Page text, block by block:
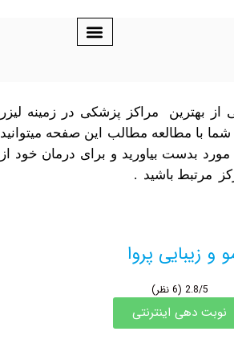
مراکز پزشکی در زمینه لیزر
مطالب این صفحه میتوانید
و برای درمان خود از
.
پروا